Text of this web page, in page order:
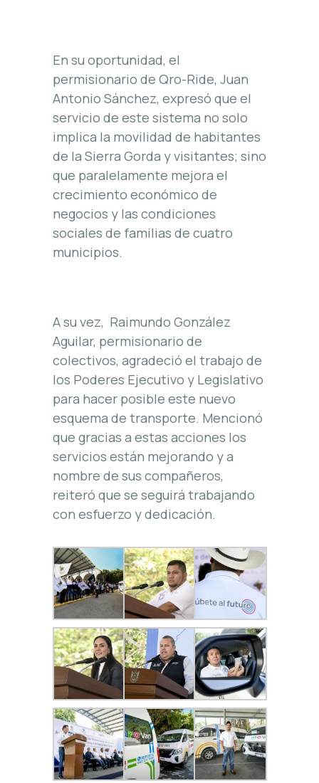
En su oportunidad, el
permisionario de Qro-Ride, Juan
Antonio Sánchez, expresó que el
servicio de este sistema no solo
implica la movilidad de habitantes
de la Sierra Gorda y visitantes; sino
que paralelamente mejora el
crecimiento económico de
negocios y las condiciones
sociales de familias de cuatro
municipios.
A su vez, Raimundo González
Aguilar, permisionario de
colectivos, agradeció el trabajo de
los Poderes Ejecutivo y Legislativo
para hacer posible este nuevo
esquema de transporte. Mencionó
que gracias a estas acciones los
servicios están mejorando y a
nombre de sus compañeros,
reiteró que se seguirá trabajando
con esfuerzo y dedicación.